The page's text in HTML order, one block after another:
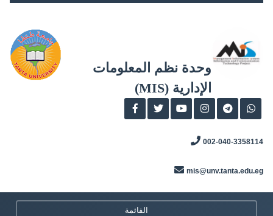
وحدة نظم المعلومات
الإدارية (MIS)
002-040-3358114
mis@unv.tanta.edu.eg
القائمة